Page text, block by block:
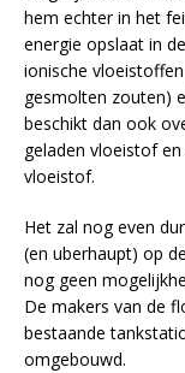
hem echter in het
energie opslaat in
ionische
gesmolten zouten)
beschikt dan ook
geladen vloeistof
vloeistof.
Het zal nog even
(en uberhaupt) op
nog geen
De makers van de
bestaande
omgebouwd.